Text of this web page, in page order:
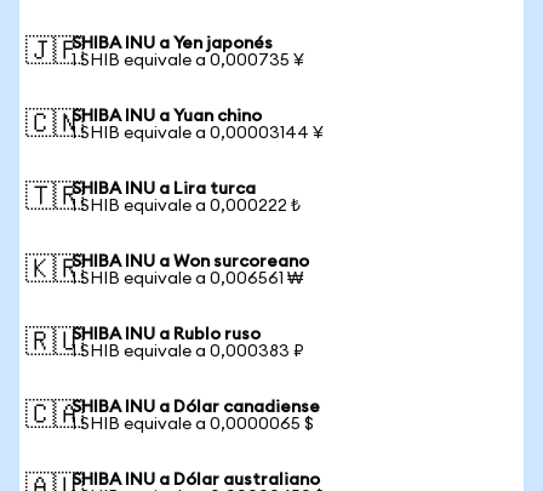
🇯🇵SHIBA INU a Yen japonés
1 SHIB equivale a 0,000735 ¥
🇨🇳SHIBA INU a Yuan chino
1 SHIB equivale a 0,00003144 ¥
🇹🇷SHIBA INU a Lira turca
1 SHIB equivale a 0,000222 ₺
🇰🇷SHIBA INU a Won surcoreano
1 SHIB equivale a 0,006561 ₩
🇷🇺SHIBA INU a Rublo ruso
1 SHIB equivale a 0,000383 ₽
🇨🇦SHIBA INU a Dólar canadiense
1 SHIB equivale a 0,0000065 $
SHIBA INU a Dólar australiano